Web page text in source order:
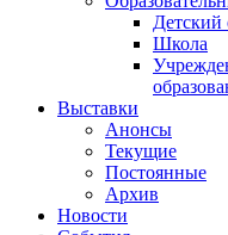
Детский
Школа
Выставки
Анонсы
Текущие
Постоянные
Архив
Новости